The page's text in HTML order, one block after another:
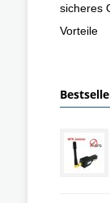
sicheres
Vorteile